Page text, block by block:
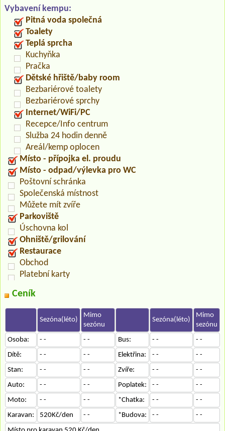
Vybavení kempu:
Pitná voda společná
Toalety
Teplá sprcha
Kuchyňka
Pračka
Dětské hřiště/baby room
Bezbariérové toalety
Bezbariérové sprchy
Internet/WiFi/PC
Recepce/Info centrum
Služba 24 hodin denně
Areál/kemp oplocen
Místo - přípojka el. proudu
Místo - odpad/výlevka pro WC
Poštovní schránka
Společenská místnost
Můžete mít zvíře
Parkoviště
Úschovna kol
Ohniště/grilování
Restaurace
Obchod
Platební karty
Ceník
Sezóna(léto)
Mimo
sezónu
Sezóna(léto)
Mimo
sezónu
Osoba:
- - - - Bus: - -
- -
Dítě:
- - - - Elektřina: - -
- -
Stan:
- - - - Zvíře: - -
- -
Auto:
- - - - Poplatek: - -
- -
Moto:
- - - - *Chatka: - -
- -
Karavan:
520Kč/den - - *Budova: - -
- -